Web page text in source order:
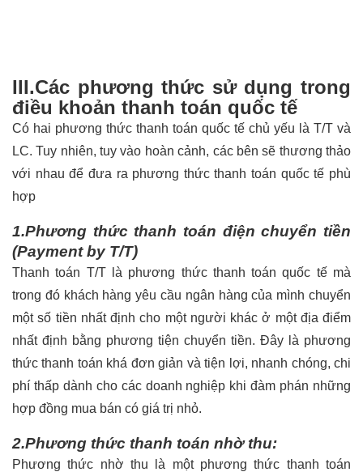
III.Các phương thức sử dụng trong
điều khoản thanh toán quốc tế
Có hai phương thức thanh toán quốc tế chủ yếu là T/T và
LC. Tuy nhiên, tuy vào hoàn cảnh, các bên sẽ thương thảo
với nhau để đưa ra phương thức thanh toán quốc tế phù
hợp
1.Phương thức thanh toán điện chuyển tiền
(Payment by T/T)
Thanh toán T/T là phương thức thanh toán quốc tế mà
trong đó khách hàng yêu cầu ngân hàng của mình chuyển
một số tiền nhất định cho một người khác ở một địa điểm
nhất định bằng phương tiện chuyển tiền. Đây là phương
thức thanh toán khá đơn giản và tiện lợi, nhanh chóng, chi
phí thấp dành cho các doanh nghiệp khi đàm phán những
hợp đồng mua bán có giá trị nhỏ.
2.Phương thức thanh toán nhờ thu:
Phương thức nhờ thu là một phương thức thanh toán